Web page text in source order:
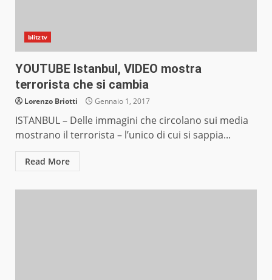
blitztv
YOUTUBE Istanbul, VIDEO mostra
terrorista che si cambia
Lorenzo Briotti Gennaio 1, 2017
ISTANBUL – Delle immagini che circolano sui media
mostrano il terrorista – l’unico di cui si sappia...
Read More